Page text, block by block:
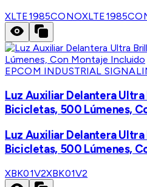
XLTE1985CONO
EPCOM INDUSTRIAL
Luz Auxiliar Delantera Ultra
Bicicletas, 500 Lúmenes,
Luz Auxiliar Delantera Ultra
Bicicletas, 500 Lúmenes,
XBK01V2XBK01V2